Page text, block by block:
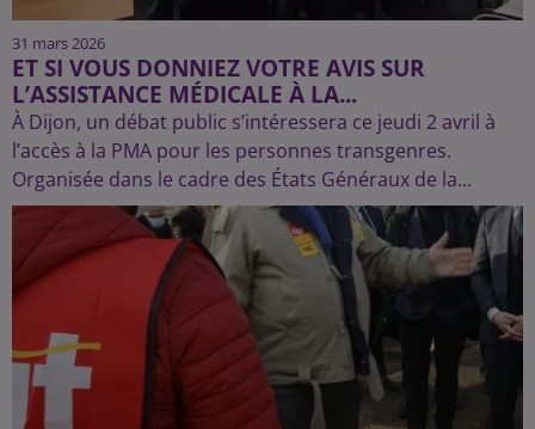
31 mars 2026
ET SI VOUS DONNIEZ VOTRE AVIS SUR
L’ASSISTANCE MÉDICALE À LA...
À Dijon, un débat public s’intéressera ce jeudi 2 avril à
l’accès à la PMA pour les personnes transgenres.
Organisée dans le cadre des États Généraux de la...